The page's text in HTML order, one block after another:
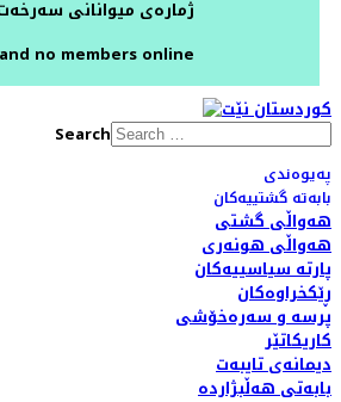
ژمارەی میوانانی
no members online
Search
پەیوەندی
بابەتە گشتییەکان
هەواڵی گشتی
هەواڵی هونەری
پارتە سیاسییەکان
ڕێکخراوەکان
پرسە و سەرەخۆشی
کاریکاتێر
دیمانەی تایبەت
بابەتی هەڵبژاردە